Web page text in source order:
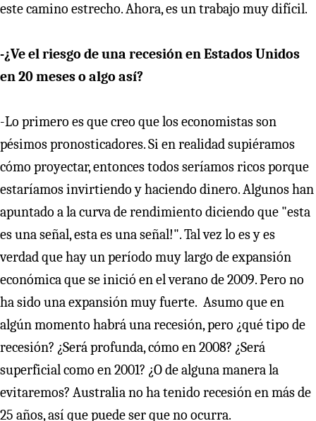
este camino estrecho. Ahora, es un trabajo muy difícil.
-¿Ve el riesgo de una recesión en Estados Unidos
en 20 meses o algo así?
-Lo primero es que creo que los economistas son
pésimos pronosticadores. Si en realidad supiéramos
cómo proyectar, entonces todos seríamos ricos porque
estaríamos invirtiendo y haciendo dinero. Algunos han
apuntado a la curva de rendimiento diciendo que "esta
es una señal, esta es una señal!". Tal vez lo es y es
verdad que hay un período muy largo de expansión
económica que se inició en el verano de 2009. Pero no
ha sido una expansión muy fuerte. Asumo que en
algún momento habrá una recesión, pero ¿qué tipo de
recesión? ¿Será profunda, cómo en 2008? ¿Será
superficial como en 2001? ¿O de alguna manera la
evitaremos? Australia no ha tenido recesión en más de
25 años, así que puede ser que no ocurra.